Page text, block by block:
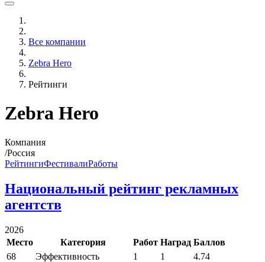
Все компании
Zebra Hero
Рейтинги
Zebra Hero
Компания
/Россия
РейтингиФестивалиРаботы
Национальный рейтинг рекламных
агентств
2026
Место
Категория Работ Наград Баллов
68
Эффективность 1 1
4.74